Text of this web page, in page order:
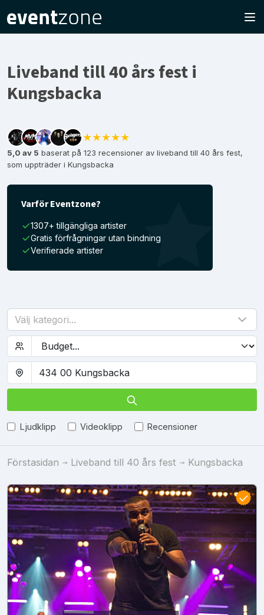
Liveband till 40 års fest i
Kungsbacka
★★★★★
5,0 av 5 baserat på 123 recensioner av liveband till 40 års fest,
som uppträder i Kungsbacka
Varför Eventzone?
1307+ tillgängliga artister
Gratis förfrågningar utan bindning
Verifierade artister
Välj kategori...
Ljudklipp Videoklipp Recensioner
Förstasidan Liveband till 40 års fest Kungsbacka